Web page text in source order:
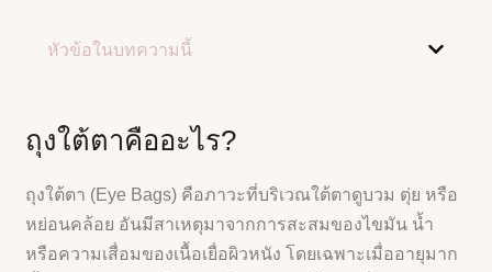
หัวข้อในบทความนี้
ถุงใต้ตาคืออะไร?
ถุงใต้ตา (Eye Bags) คือภาวะที่บริเวณใต้ตาดูบวม ตุ่ย หรือ
หย่อนคล้อย อันมีสาเหตุมาจากการสะสมของไขมัน น้ำ
หรือความเสื่อมของเนื้อเยื่อผิวหนัง โดยเฉพาะเมื่ออายุมาก